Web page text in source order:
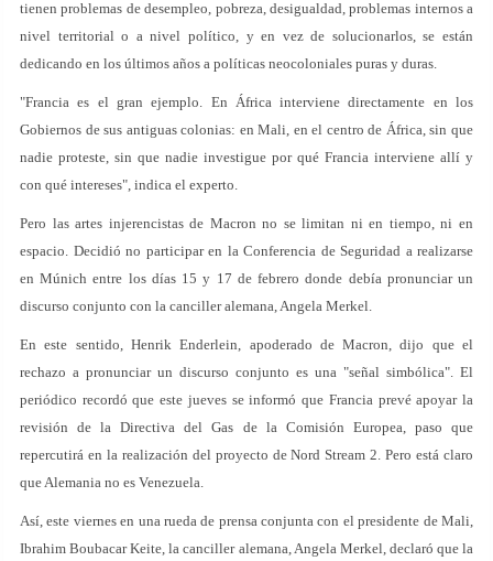
tienen problemas de desempleo, pobreza, desigualdad, problemas internos a
nivel territorial o a nivel político, y en vez de solucionarlos, se están
dedicando en los últimos años a políticas neocoloniales puras y duras.
"Francia es el gran ejemplo. En África interviene directamente en los
Gobiernos de sus antiguas colonias: en Mali, en el centro de África, sin que
nadie proteste, sin que nadie investigue por qué Francia interviene allí y
con qué intereses", indica el experto.
Pero las artes injerencistas de Macron no se limitan ni en tiempo, ni en
espacio. Decidió no participar en la Conferencia de Seguridad a realizarse
en Múnich entre los días 15 y 17 de febrero donde debía pronunciar un
discurso conjunto con la canciller alemana, Angela Merkel.
En este sentido, Henrik Enderlein, apoderado de Macron, dijo que el
rechazo a pronunciar un discurso conjunto es una "señal simbólica". El
periódico recordó que este jueves se informó que Francia prevé apoyar la
revisión de la Directiva del Gas de la Comisión Europea, paso que
repercutirá en la realización del proyecto de Nord Stream 2. Pero está claro
que Alemania no es Venezuela.
Así, este viernes en una rueda de prensa conjunta con el presidente de Mali,
Ibrahim Boubacar Keite, la canciller alemana, Angela Merkel, declaró que la